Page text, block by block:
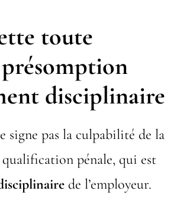
toute
disciplinaire
signe pas la culpabilité de la
qualification pénale, qui est
de l’employeur.